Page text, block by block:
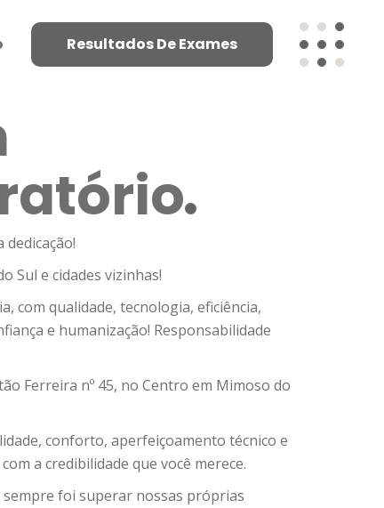
Resultados De Exames
dedicação!
Sul e cidades vizinhas!
com qualidade, tecnologia, eficiência,
e humanização! Responsabilidade
Ferreira nº 45, no Centro em Mimoso do
conforto, aperfeiçoamento técnico e
a credibilidade que você merece.
foi superar nossas próprias